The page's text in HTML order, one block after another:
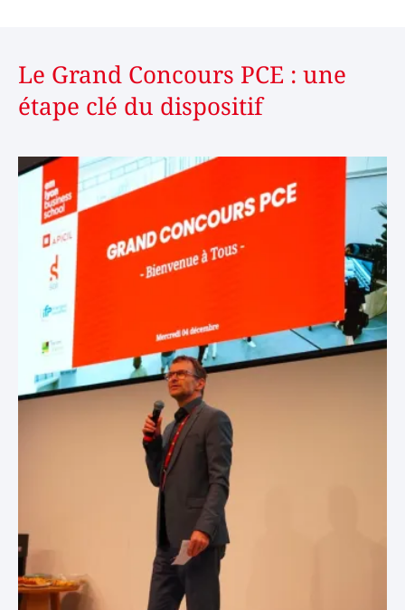
Le Grand Concours PCE : une
étape clé du dispositif